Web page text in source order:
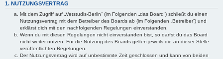
1. NUTZUNGSVERTRAG
Mit dem Zugriff auf „Vetstudis-Berlin“ (im Folgenden „das Board“) schließt du einen
Nutzungsvertrag mit dem Betreiber des Boards ab (im Folgenden „Betreiber“) und
erklärst dich mit den nachfolgenden Regelungen einverstanden.
Wenn du mit diesen Regelungen nicht einverstanden bist, so darfst du das Board
nicht weiter nutzen. Für die Nutzung des Boards gelten jeweils die an dieser Stelle
veröffentlichten Regelungen.
Der Nutzungsvertrag wird auf unbestimmte Zeit geschlossen und kann von beiden